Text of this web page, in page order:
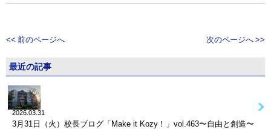
<< 前のページへ 次のページへ >>
最近の記事
2026.03.31
3月31日（火）校長ブログ「Make it Kozy！」vol.463〜自由と創造〜